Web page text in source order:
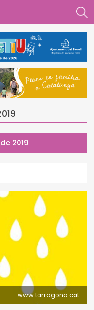
2019
www.tarragona.cat